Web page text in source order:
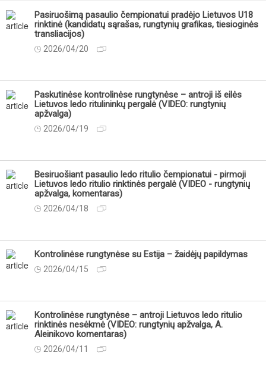
Pasiruošimą pasaulio čempionatui pradėjo Lietuvos U18
rinktinė (kandidatų sąrašas, rungtynių grafikas, tiesioginės
transliacijos)
2026/04/20
Paskutinėse kontrolinėse rungtynėse – antroji iš eilės
Lietuvos ledo ritulininkų pergalė (VIDEO: rungtynių
apžvalga)
2026/04/19
Besiruošiant pasaulio ledo ritulio čempionatui - pirmoji
Lietuvos ledo ritulio rinktinės pergalė (VIDEO - rungtynių
apžvalga, komentaras)
2026/04/18
Kontrolinėse rungtynėse su Estija – žaidėjų papildymas
2026/04/15
Kontrolinėse rungtynėse – antroji Lietuvos ledo ritulio
rinktinės nesėkmė (VIDEO: rungtynių apžvalga, A.
Aleinikovo komentaras)
2026/04/11